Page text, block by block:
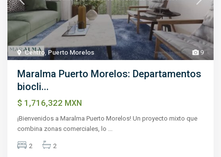
9
Centro, Puerto Morelos
Maralma Puerto Morelos: Departamentos
biocli...
$ 1,716,322 MXN
¡Bienvenidos a Maralma Puerto Morelos! Un proyecto mixto que
combina zonas comerciales, lo ...
2 2